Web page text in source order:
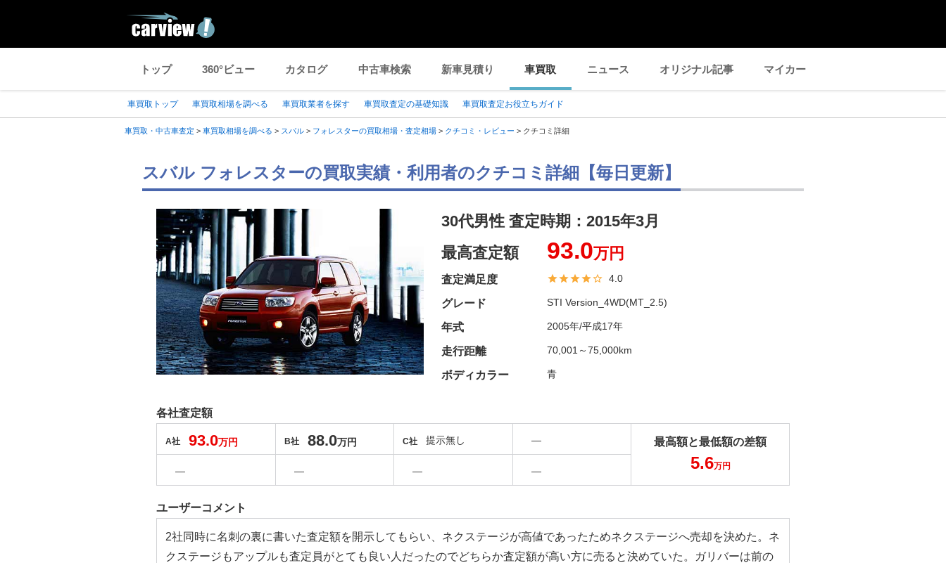
トップ 360°ビュー カタログ 中古車検索 新車見積り 車買取 ニュース オリジナル記事 マイカー
車買取トップ 車買取相場を調べる 車買取業者を探す 車買取査定の基礎知識 車買取査定お役立ちガイド
車買取・中古車査定 > 車買取相場を調べる > スバル > フォレスターの買取相場・査定相場 > クチコミ・レビュー > クチコミ詳細
スバル フォレスターの買取実績・利用者のクチコミ詳細【毎日更新】
30代男性 査定時期： 2015年3月
最高査定額
93.0万円
査定満足度 4.0
グレード STI Version_4WD(MT_2.5)
年式 2005年/平成17年
走行距離 70,001～75,000km
ボディカラー 青
各社査定額
A社 93.0万円 B社 88.0万円 C社 提示無し ―
― ― ― ―
最高額と最低額の差額
5.6万円
ユーザーコメント
2社同時に名刺の裏に書いた査定額を開示してもらい、ネクステージが高値であったためネクステージへ売却を決めた。ネ
クステージもアップルも査定員がとても良い人だったのでどちらか査定額が高い方に売ると決めていた。ガリバーは前の